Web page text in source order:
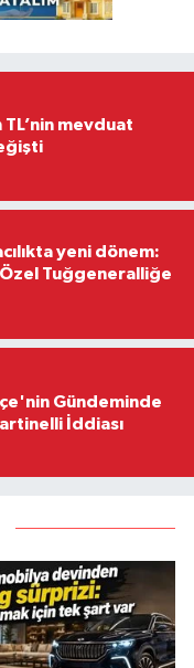
TL’nin mevduat
yeni dönem:
Tuğgeneralliğe
Gündeminde
İddiası